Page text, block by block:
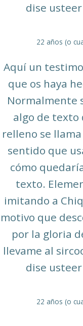
dise
22 años (o
Aquí un
que os haya
Normalmente
algo de texto
relleno se
sentido que
cómo
texto.
imitando a
motivo que
por la gloria
llevame al
dise
22 años (o